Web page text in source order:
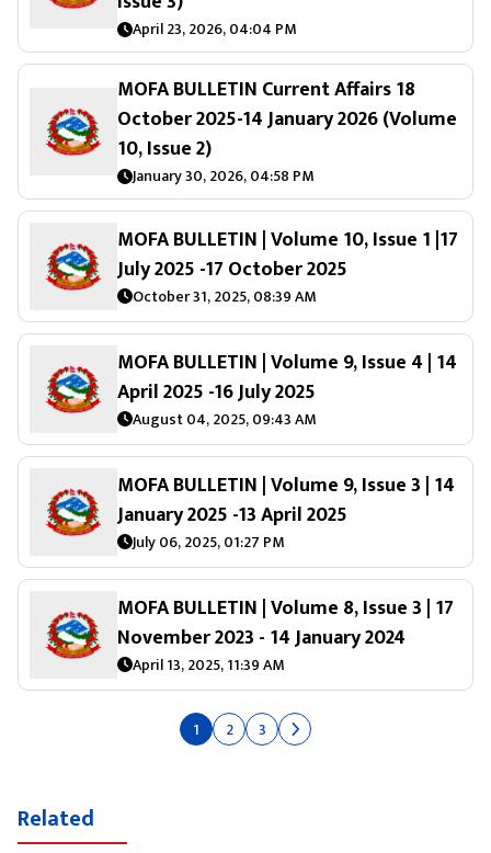
April 23, 2026, 04:04 PM
MOFA BULLETIN Current Affairs 18
October 2025-14 January 2026 (Volume
10, Issue 2)
January 30, 2026, 04:58 PM
MOFA BULLETIN | Volume 10, Issue 1 |17
July 2025 -17 October 2025
October 31, 2025, 08:39 AM
MOFA BULLETIN | Volume 9, Issue 4 | 14
April 2025 -16 July 2025
August 04, 2025, 09:43 AM
MOFA BULLETIN | Volume 9, Issue 3 | 14
January 2025 -13 April 2025
July 06, 2025, 01:27 PM
MOFA BULLETIN | Volume 8, Issue 3 | 17
November 2023 - 14 January 2024
April 13, 2025, 11:39 AM
1 2 3
Related